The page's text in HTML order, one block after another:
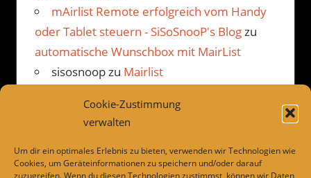
Cookie-Zustimmung
verwalten
Um dir ein optimales Erlebnis zu bieten, verwenden wir Technologien wie
Cookies, um Geräteinformationen zu speichern und/oder darauf
zuzugreifen. Wenn du diesen Technologien zustimmst, können wir Daten
mAirlist Remote erfolgreich vom Handy
oder Tablet steuern - SiSoSnooP's Blogzu
automatische Wunschbox mit MairList
sisosnoopzu Mairlist
Mairlist Kommentarbetrachter